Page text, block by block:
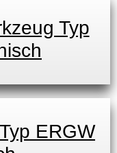
Typ
ERGW